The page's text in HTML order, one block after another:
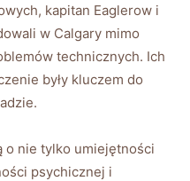
kapitan Eaglerow i
⁤w Calgary mimo
technicznych. Ich
były ⁣kluczem do
o nie tylko umiejętności
psychicznej‌ i